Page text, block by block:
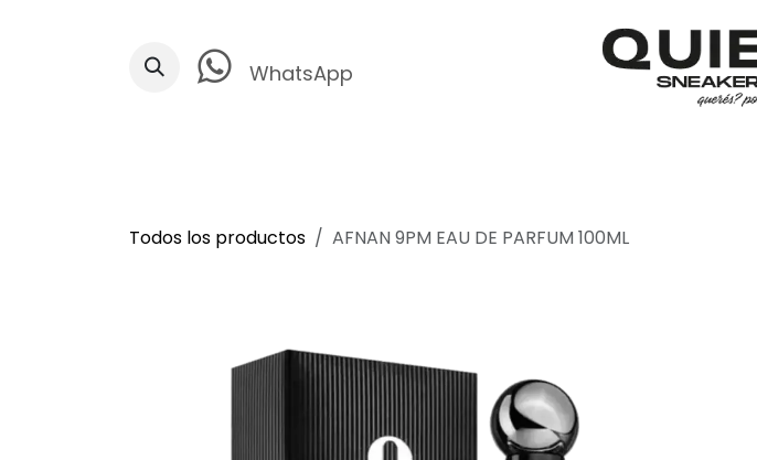
WhatsApp
Todos los productos AFNAN 9PM EAU DE PARFUM 100ML